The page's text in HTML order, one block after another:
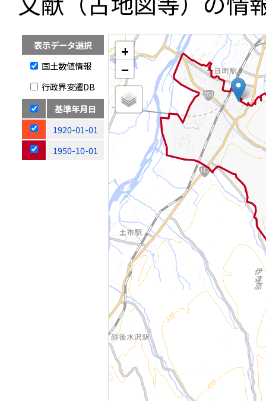
表示データ選択
国土数値情報
行政界変遷DB
基準年月日
1920-01-01
1950-10-01
+
−